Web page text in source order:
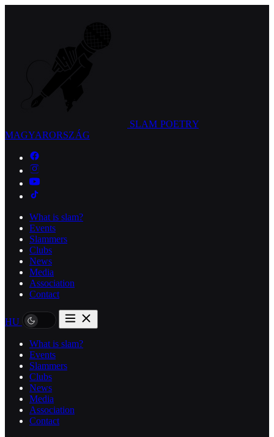
SLAM POETRY
MAGYARORSZÁG
What is slam?
Events
Slammers
Clubs
News
Media
Association
Contact
HU
What is slam?
Events
Slammers
Clubs
News
Media
Association
Contact